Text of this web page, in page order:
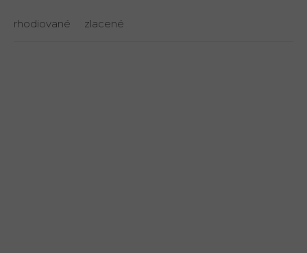
rhodiované zlacené